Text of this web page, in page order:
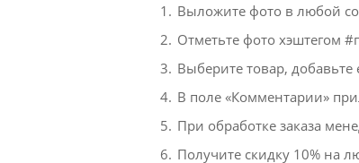
Выложите фото в любой
Отметьте фото хэштегом
Выберите товар,
В поле «Комментарии»
При обработке заказа
Получите скидку 10% на